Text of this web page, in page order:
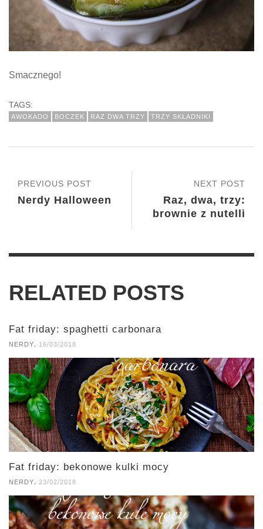
Smacznego!
TAGS:
AWOKADO BOCZEK RAZ DWA TRZY TRZY SKŁADNIKI
NEXT POST
Raz, dwa, trzy:
brownie z nutelli
PREVIOUS POST
Nerdy Halloween
RELATED POSTS
Fat friday: spaghetti carbonara
NERDY 16/03/2018
Fat friday: bekonowe kulki mocy
NERDY 23/02/2018